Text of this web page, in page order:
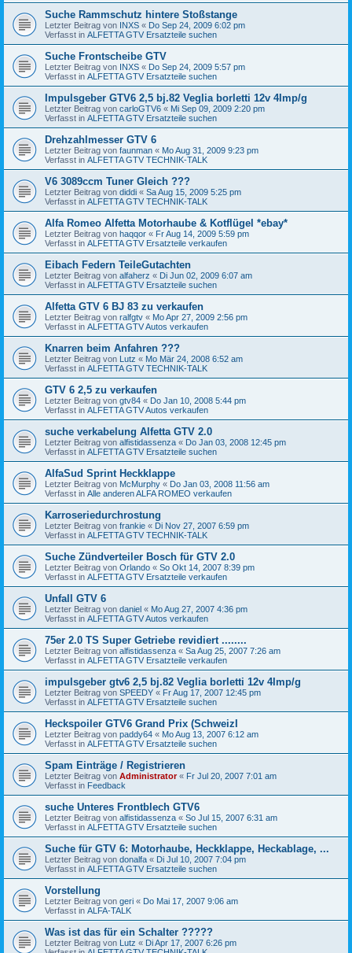
Suche Rammschutz hintere Stoßstange
Letzter Beitrag von INXS « Do Sep 24, 2009 6:02 pm
Verfasst in ALFETTA GTV Ersatzteile suchen
Suche Frontscheibe GTV
Letzter Beitrag von INXS « Do Sep 24, 2009 5:57 pm
Verfasst in ALFETTA GTV Ersatzteile suchen
Impulsgeber GTV6 2,5 bj.82 Veglia borletti 12v 4Imp/g
Letzter Beitrag von carloGTV6 « Mi Sep 09, 2009 2:20 pm
Verfasst in ALFETTA GTV Ersatzteile suchen
Drehzahlmesser GTV 6
Letzter Beitrag von faunman « Mo Aug 31, 2009 9:23 pm
Verfasst in ALFETTA GTV TECHNIK-TALK
V6 3089ccm Tuner Gleich ???
Letzter Beitrag von diddi « Sa Aug 15, 2009 5:25 pm
Verfasst in ALFETTA GTV TECHNIK-TALK
Alfa Romeo Alfetta Motorhaube & Kotflügel *ebay*
Letzter Beitrag von haqqor « Fr Aug 14, 2009 5:59 pm
Verfasst in ALFETTA GTV Ersatzteile verkaufen
Eibach Federn TeileGutachten
Letzter Beitrag von alfaherz « Di Jun 02, 2009 6:07 am
Verfasst in ALFETTA GTV Ersatzteile suchen
Alfetta GTV 6 BJ 83 zu verkaufen
Letzter Beitrag von ralfgtv « Mo Apr 27, 2009 2:56 pm
Verfasst in ALFETTA GTV Autos verkaufen
Knarren beim Anfahren ???
Letzter Beitrag von Lutz « Mo Mär 24, 2008 6:52 am
Verfasst in ALFETTA GTV TECHNIK-TALK
GTV 6 2,5 zu verkaufen
Letzter Beitrag von gtv84 « Do Jan 10, 2008 5:44 pm
Verfasst in ALFETTA GTV Autos verkaufen
suche verkabelung Alfetta GTV 2.0
Letzter Beitrag von alfistidassenza « Do Jan 03, 2008 12:45 pm
Verfasst in ALFETTA GTV Ersatzteile suchen
AlfaSud Sprint Heckklappe
Letzter Beitrag von McMurphy « Do Jan 03, 2008 11:56 am
Verfasst in Alle anderen ALFA ROMEO verkaufen
Karroseriedurchrostung
Letzter Beitrag von frankie « Di Nov 27, 2007 6:59 pm
Verfasst in ALFETTA GTV TECHNIK-TALK
Suche Zündverteiler Bosch für GTV 2.0
Letzter Beitrag von Orlando « So Okt 14, 2007 8:39 pm
Verfasst in ALFETTA GTV Ersatzteile verkaufen
Unfall GTV 6
Letzter Beitrag von daniel « Mo Aug 27, 2007 4:36 pm
Verfasst in ALFETTA GTV Autos verkaufen
75er 2.0 TS Super Getriebe revidiert ........
Letzter Beitrag von alfistidassenza « Sa Aug 25, 2007 7:26 am
Verfasst in ALFETTA GTV Ersatzteile verkaufen
impulsgeber gtv6 2,5 bj.82 Veglia borletti 12v 4Imp/g
Letzter Beitrag von SPEEDY « Fr Aug 17, 2007 12:45 pm
Verfasst in ALFETTA GTV Ersatzteile suchen
Heckspoiler GTV6 Grand Prix (SchweizI
Letzter Beitrag von paddy64 « Mo Aug 13, 2007 6:12 am
Verfasst in ALFETTA GTV Ersatzteile suchen
Spam Einträge / Registrieren
Letzter Beitrag von Administrator« Fr Jul 20, 2007 7:01 am
Verfasst in Feedback
suche Unteres Frontblech GTV6
Letzter Beitrag von alfistidassenza « So Jul 15, 2007 6:31 am
Verfasst in ALFETTA GTV Ersatzteile suchen
Suche für GTV 6: Motorhaube, Heckklappe, Heckablage, ...
Letzter Beitrag von donalfa « Di Jul 10, 2007 7:04 pm
Verfasst in ALFETTA GTV Ersatzteile suchen
Vorstellung
Letzter Beitrag von geri « Do Mai 17, 2007 9:06 am
Verfasst in ALFA-TALK
Was ist das für ein Schalter ?????
Letzter Beitrag von Lutz « Di Apr 17, 2007 6:26 pm